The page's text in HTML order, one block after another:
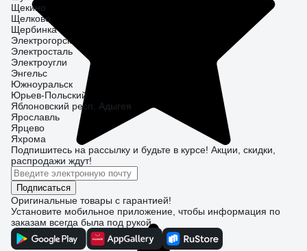
прошу прочитать.
Щекино
Щелково
Щербинка
Электрогорск
Электросталь
Электроугли
Энгельс
Южноуральск
Юрьев-Польский
Яблоновский респ. Адыгея
Ярославль
Ярцево
Яхрома
Подпишитесь на рассылку и будьте в курсе! Акции, скидки,
распродажи ждут!
Подписаться
Оригинальные товары с гарантией!
Установите мобильное приложение, чтобы информация по
заказам всегда была под рукой